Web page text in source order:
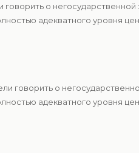
о
адекватного уровня цен.
говорить о
адекватного уровня цен.